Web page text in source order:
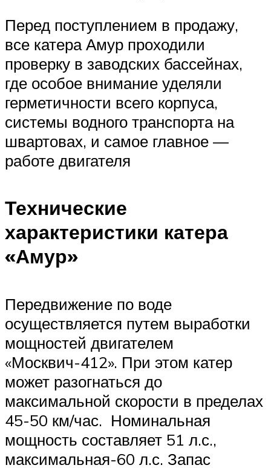
Перед поступлением в продажу,
все катера Амур проходили
проверку в заводских бассейнах,
где особое внимание уделяли
герметичности всего корпуса,
системы водного транспорта на
швартовах, и самое главное —
работе двигателя
Технические
характеристики катера
«Амур»
Передвижение по воде
осуществляется путем выработки
мощностей двигателем
«Москвич-412». При этом катер
может разогнаться до
максимальной скорости в пределах
45-50 км/час. Номинальная
мощность составляет 51 л.с.,
максимальная-60 л.с. Запас